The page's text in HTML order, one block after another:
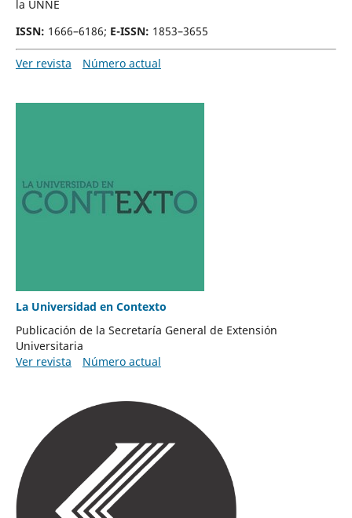
la UNNE
ISSN: 1666–6186; E-ISSN: 1853–3655
Ver revista Número actual
La Universidad en Contexto
Publicación de la Secretaría General de Extensión
Universitaria
Ver revista
Número actual